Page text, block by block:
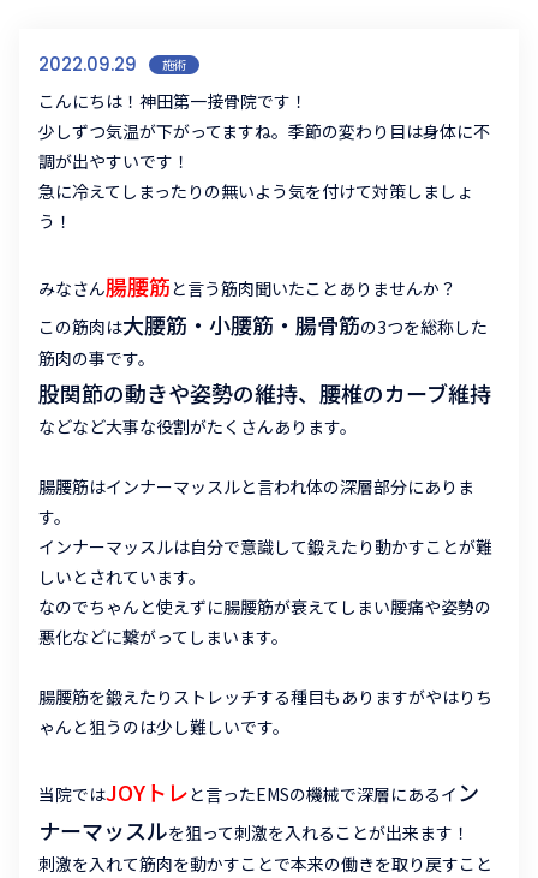
2022.09.29 施術
こんにちは！神田第一接骨院です！
少しずつ気温が下がってますね。季節の変わり目は身体に不
調が出やすいです！
急に冷えてしまったりの無いよう気を付けて対策しましょ
う！
みなさん腸腰筋と言う筋肉聞いたことありませんか？
この筋肉は大腰筋・小腰筋・腸骨筋の3つを総称した
筋肉の事です。
股関節の動きや姿勢の維持、腰椎のカーブ維持
などなど大事な役割がたくさんあります。
腸腰筋はインナーマッスルと言われ体の深層部分にありま
す。
インナーマッスルは自分で意識して鍛えたり動かすことが難
しいとされています。
なのでちゃんと使えずに腸腰筋が衰えてしまい腰痛や姿勢の
悪化などに繋がってしまいます。
腸腰筋を鍛えたりストレッチする種目もありますがやはりち
ゃんと狙うのは少し難しいです。
当院ではJOYトレと言ったEMSの機械で深層にあるイ ン
ナーマッスルを狙って刺激を入れることが出来ます！
刺激を入れて筋肉を動かすことで本来の働きを取り戻すこと